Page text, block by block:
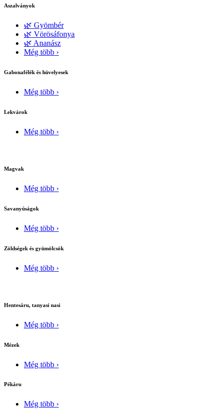
Aszalványok
🌿 Gyömbér
🌿 Vörösáfonya
🌿 Ananász
Még több ›
Gabonafélék és hüvelyesek
Még több ›
Lekvárok
Még több ›
Magvak
Még több ›
Savanyúságok
Még több ›
Zöldségek és gyümölcsök
Még több ›
Hentesáru, tanyasi nasi
Még több ›
Mézek
Még több ›
Pékáru
Még több ›